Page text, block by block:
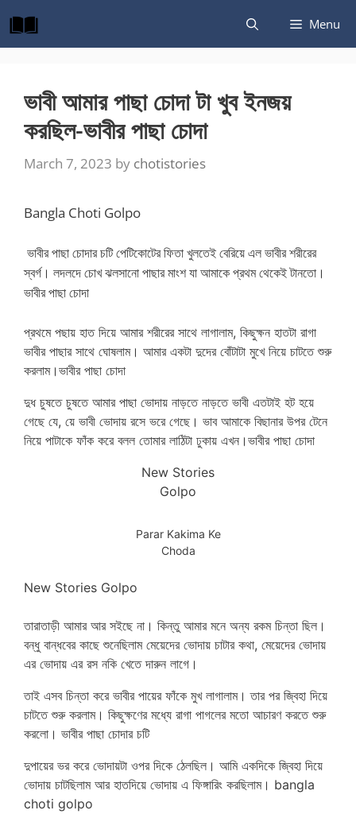
to
content
Menu
ভাবী আমার পাছা চোদা টা খুব ইনজয়
করছিল-ভাবীর পাছা চোদা
March 7, 2023 by chotistories
Bangla Choti Golpo
ভাবীর পাছা চোদার চটি পেটিকোটের ফিতা খুলতেই বেরিয়ে এল ভাবীর শরীরের
স্বর্গ। লদলদে চোখ ঝলসানো পাছার মাংশ যা আমাকে প্রথম থেকেই টানতো।
ভাবীর পাছা চোদা
প্রথমে পছায় হাত দিয়ে আমার শরীরের সাথে লাগালাম, কিছুক্ষন হাতটা রাগা
ভাবীর পাছার সাথে ঘোষলাম। আমার একটা দুদের বোঁটাটা মুখে নিয়ে চাটতে শুরু
করলাম।ভাবীর পাছা চোদা
দুধ চুষতে চুষতে আমার পাছা ভোদায় নাড়তে নাড়তে ভাবী এতটাই হট হয়ে
গেছে যে, য়ে ভাবী ভোদায় রসে ভরে গেছে। ভাব আমাকে বিছানার উপর টেনে
নিয়ে পাটাকে ফাঁক করে বলল তোমার লাঠিটা ঢুকায় এখন।ভাবীর পাছা চোদা
New Stories
Golpo
Parar Kakima Ke
Choda
New Stories Golpo
তারাতাড়ী আমার আর সইছে না। কিন্তু আমার মনে অন্য রকম চিন্তা ছিল।
বন্ধু বান্ধবের কাছে শুনেছিলাম মেয়েদের ভোদায় চাটার কথা, মেয়েদের ভোদায়
এর ভোদায় এর রস নকি খেতে দারুন লাগে।
তাই এসব চিন্তা করে ভাবীর পায়ের ফাঁকে মুখ লাগালাম। তার পর জ্বিহা দিয়ে
চাটতে শুরু করলাম। কিছুক্ষণের মধ্যে রাগা পাগলের মতো আচারণ করতে শুরু
করলো। ভাবীর পাছা চোদার চটি
দুপায়ের ভর করে ভোদায়টা ওপর দিকে ঠেলছিল। আমি একদিকে জ্বিহা দিয়ে
ভোদায় চাটছিলাম আর হাতদিয়ে ভোদায় এ ফিঙ্গারিং করছিলাম। bangla
choti golpo